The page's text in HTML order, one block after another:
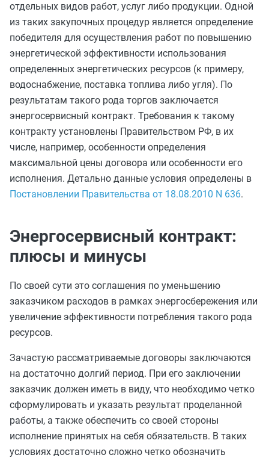
отдельных видов работ, услуг либо продукции. Одной
из таких закупочных процедур является определение
победителя для осуществления работ по повышению
энергетической эффективности использования
определенных энергетических ресурсов (к примеру,
водоснабжение, поставка топлива либо угля). По
результатам такого рода торгов заключается
энергосервисный контракт. Требования к такому
контракту установлены Правительством РФ, в их
числе, например, особенности определения
максимальной цены договора или особенности его
исполнения. Детально данные условия определены в
Постановлении Правительства от 18.08.2010 N 636.
Энергосервисный контракт:
плюсы и минусы
По своей сути это соглашения по уменьшению
заказчиком расходов в рамках энергосбережения или
увеличение эффективности потребления такого рода
ресурсов.
Зачастую рассматриваемые договоры заключаются
на достаточно долгий период. При его заключении
заказчик должен иметь в виду, что необходимо четко
сформулировать и указать результат проделанной
работы, а также обеспечить со своей стороны
исполнение принятых на себя обязательств. В таких
условиях достаточно сложно четко обозначить